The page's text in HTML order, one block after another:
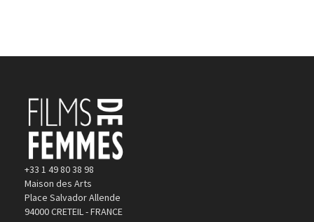
+33 1 49 80 38 98
Maison des Arts
Place Salvador Allende
94000 CRETEIL - FRANCE